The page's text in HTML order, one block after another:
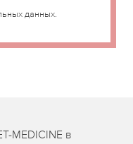
данных.
MEDICINE в